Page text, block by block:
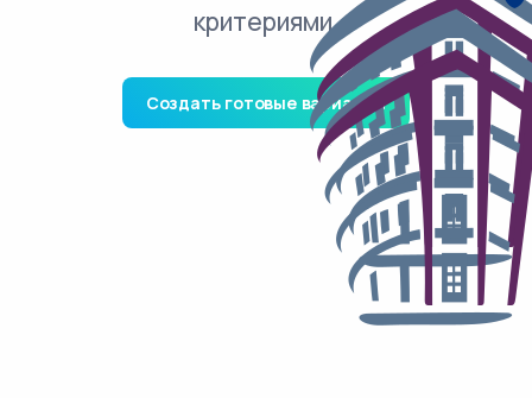
критериями.
Создать готовые варианты